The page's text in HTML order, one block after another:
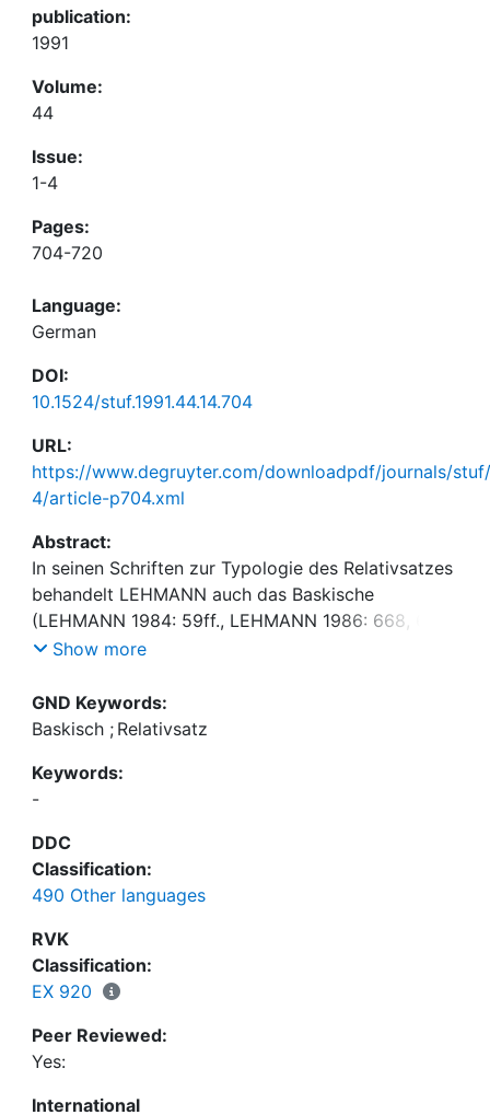
publication:
1991
Volume:
44
Issue:
1-4
Pages:
704-720
Language:
German
DOI:
10.1524/stuf.1991.44.14.704
URL:
https://www.degruyter.com/downloadpdf/journals/
4/article-p704.xml
Abstract:
In seinen Schriften zur Typologie des Relativsatzes
behandelt LEHMANN auch das Baskische
(LEHMANN 1984: 59ff., LEHMANN 1986: 668, 672).
Die Diskussion um den baskischen Relativsatz geht
von OYHARÇABAL (1985) fortgesetzt. In diesen
Werken geht es um allgemeine Themen der
Problem der Zugänglichkeit), wobei allerdings
wichtige Fragen unberücksichtigt bleiben: Warum
gibt es im Baskischen mehrere unterschiedliche
Relativsatzkonstruktionen? Worin unterscheiden sie
sich? Wie lassen sie sich voneinander und gegen
andere Verfahren der Nominalisierung abgrenzen,
mit anderen Worten: welche Konstruktion gehört
noch zu den Relativsatzbildungen, welche nicht
mehr? Ich will hier die verschiedenen Verfahren der
versuchen, mit Hilfe von LEHMANNS (1984)
Kontinuum der Norninalisierung Ordnung in die
Phänomene zu bringen, um schließlich
Show more
GND Keywords:
Baskisch ; Relativsatz
Keywords:
-
DDC
Classification:
490 Other languages
RVK
Classification:
EX 920
Peer Reviewed:
Yes:
International